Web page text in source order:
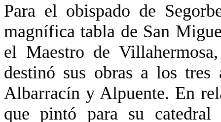
Para el obispado de
magnífica tabla de San
el Maestro de
destinó sus obras a los tres
Albarracín y Alpuente. En
que pintó para su